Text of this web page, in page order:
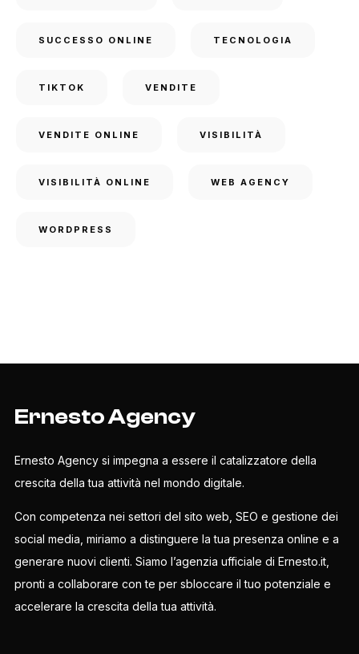
SUCCESSO ONLINE TECNOLOGIA
TIKTOK VENDITE
VENDITE ONLINE VISIBILITÀ
VISIBILITÀ ONLINE WEB AGENCY
WORDPRESS
Ernesto Agency
Ernesto Agency si impegna a essere il catalizzatore della
crescita della tua attività nel mondo digitale.
Con competenza nei settori del sito web, SEO e gestione dei
social media, miriamo a distinguere la tua presenza online e a
generare nuovi clienti. Siamo l’agenzia ufficiale di Ernesto.it,
pronti a collaborare con te per sbloccare il tuo potenziale e
accelerare la crescita della tua attività.